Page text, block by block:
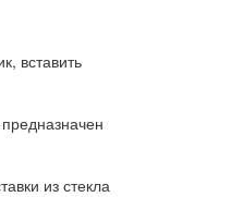
вставить
из стекла